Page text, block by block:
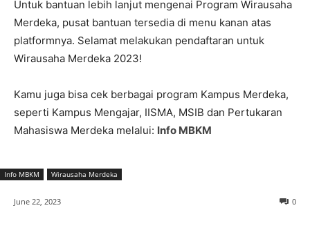
Untuk bantuan lebih lanjut mengenai Program Wirausaha
Merdeka, pusat bantuan tersedia di menu kanan atas
platformnya. Selamat melakukan pendaftaran untuk
Wirausaha Merdeka 2023!
Kamu juga bisa cek berbagai program Kampus Merdeka,
seperti Kampus Mengajar, IISMA, MSIB dan Pertukaran
Mahasiswa Merdeka melalui: Info MBKM
Info MBKM Wirausaha Merdeka
0
June 22, 2023